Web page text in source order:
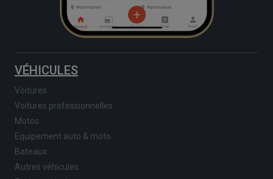
VÉHICULES
Voitures
Voitures professionnelles
Motos
Equipement auto & moto
Bateaux
Autres véhicules